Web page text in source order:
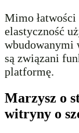
Mimo łatwości
elastyczność
wbudowanymi
są związani
platformę.
Marzysz o
witryny o